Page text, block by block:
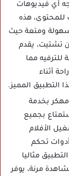
أي فيديوهات
للمحتوى، هذه
ومتعة حيث
تشتيت، يقدم
للترفيه مما
أثناء
التطبيق المميز.
يتميز تطبيق MixFlix Tv مهكر بخدمة
بجميع
الأفلام
تحكم
مثاليا
مرنة، يوفر